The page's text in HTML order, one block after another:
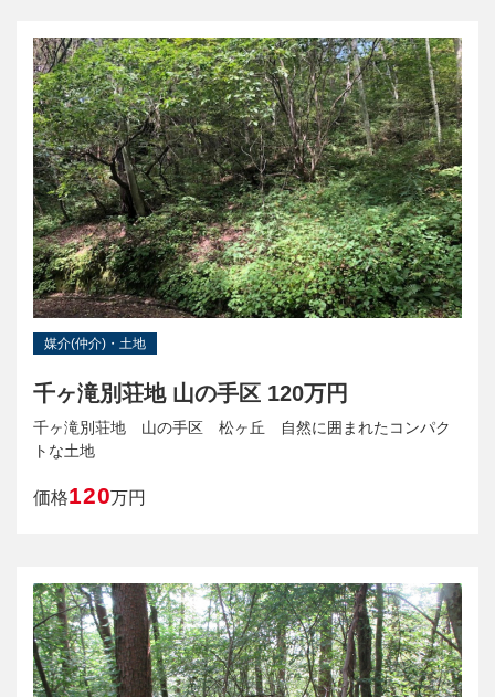
媒介(仲介)・土地
千ヶ滝別荘地 山の手区 120万円
千ヶ滝別荘地 山の手区 松ヶ丘 自然に囲まれたコンパク
トな土地
価格120万円